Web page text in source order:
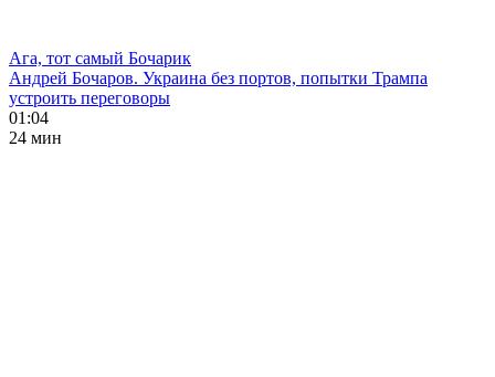
Ага, тот самый Бочарик
Андрей Бочаров. Украина без портов, попытки Трампа
устроить переговоры
01:04
24 мин